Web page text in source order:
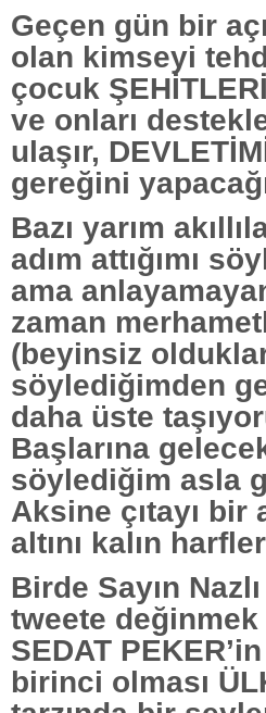
Geçen gün bir
olan kimseyi
çocuk
ve onları
ulaşır,
gereğini
Bazı yarım
adım attığımı
ama
zaman
(beyinsiz
söylediğimden
daha üste
Başlarına
söylediğim asla
Aksine çıtayı bir
altını kalın
Birde Sayın
tweete
SEDAT
birinci olması